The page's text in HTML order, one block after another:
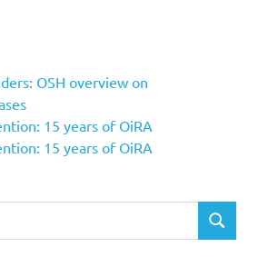
OSH overview on
15 years of OiRA
15 years of OiRA
SEARCH